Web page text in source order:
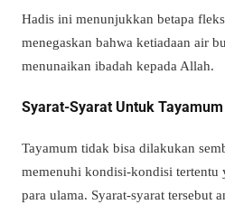
Hadis ini menunjukkan betapa
menegaskan bahwa ketiadaan air
menunaikan ibadah kepada Allah.
Syarat-Syarat Untuk Tayamum
Tayamum tidak bisa dilakukan
memenuhi kondisi-kondisi tertentu
para ulama. Syarat-syarat tersebut